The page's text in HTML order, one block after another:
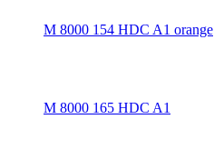
M 8000 154 HDC A1 orange
M 8000 165 HDC A1